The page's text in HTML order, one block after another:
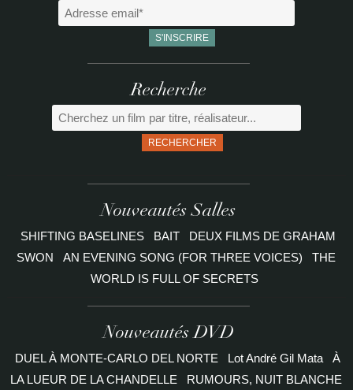
Recherche
RECHERCHER
Nouveautés Salles
SHIFTING BASELINES BAIT
DEUX FILMS DE GRAHAM
SWON
AN EVENING SONG (FOR THREE VOICES)
THE
WORLD IS FULL OF SECRETS
Nouveautés DVD
DUEL À MONTE-CARLO DEL NORTE Lot André Gil Mata
À
LA LUEUR DE LA CHANDELLE
RUMOURS, NUIT BLANCHE